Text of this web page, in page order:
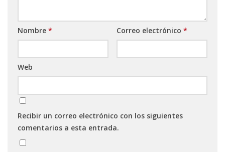
Nombre * Correo electrónico *
Web
Recibir un correo electrónico con los siguientes
comentarios a esta entrada.